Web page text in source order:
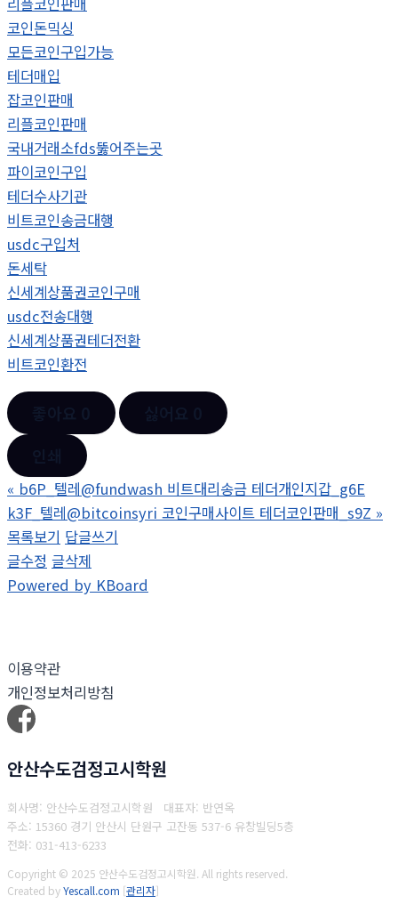
코인돈믹싱
모든코인구입가능
테더매입
잡코인판매
리플코인판매
국내거래소fds뚫어주는곳
파이코인구입
테더수사기관
비트코인송금대행
usdc구입처
돈세탁
신세계상품권코인구매
usdc전송대행
신세계상품권테더전환
비트코인환전
« b6P_텔레@fundwash 비트대리송금 테더개인지갑_g6E
k3F_텔레@bitcoinsyri 코인구매사이트 테더코인판매_s9Z »
목록보기 답글쓰기
글수정 글삭제
Powered by KBoard
이용약관
개인정보처리방침
안산수도검정고시학원
회사명: 안산수도검정고시학원 대표자: 반연옥
주소: 15360 경기 안산시 단원구 고잔동 537-6 유창빌딩5층
전화: 031-413-6233
Copyright © 2025 안산수도검정고시학원. All rights reserved.
Created byYescall.com [관리자]